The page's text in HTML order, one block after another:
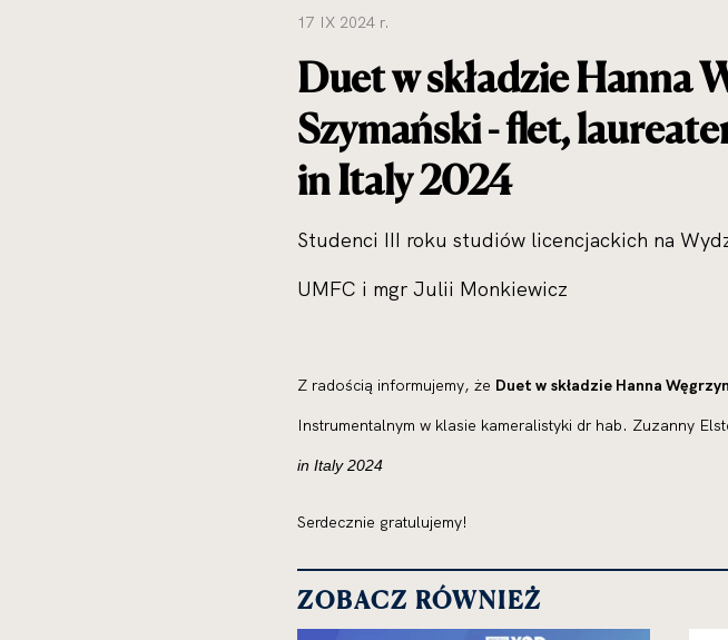
17 IX 2024 r.
Duet w składzie Hanna
Szymański - flet,
in Italy 2024
Studenci III roku studiów licencjackich na
UMFC i mgr Julii Monkiewicz
Z radością informujemy, że Duet w składzie Hanna
Instrumentalnym w klasie kameralistyki dr hab. Zuzanny
in Italy 2024
Serdecznie gratulujemy!
ZOBACZ RÓWNIEŻ